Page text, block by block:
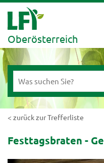
Oberösterreich
< zurück zur Trefferliste
Festtagsbraten -